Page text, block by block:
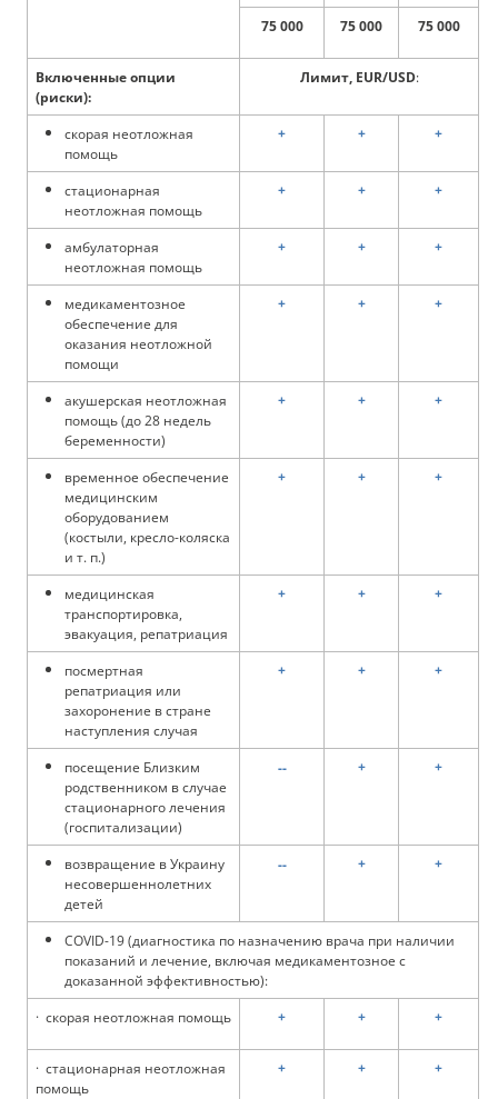
75 000 75 000 75 000
Включенные опции
(риски):
Лимит, EUR/USD:
скорая неотложная
помощь
+ + +
стационарная
неотложная помощь
+ + +
амбулаторная
неотложная помощь
+ + +
медикаментозное
обеспечение для
оказания неотложной
помощи
+ + +
акушерская неотложная
помощь (до 28 недель
беременности)
+ + +
временное обеспечение
медицинским
оборудованием
(костыли, кресло-коляска
и т. п.)
+ + +
медицинская
транспортировка,
эвакуация, репатриация
+ + +
посмертная
репатриация или
захоронение в стране
наступления случая
+ + +
посещение Близким
родственником в случае
стационарного лечения
(госпитализации)
-- + +
возвращение в Украину
несовершеннолетних
детей
-- + +
COVID-19 (диагностика по назначению врача при наличии
показаний и лечение, включая медикаментозное с
доказанной эффективностью):
· скорая неотложная помощь
+ + +
· стационарная неотложная
помощь
+ + +